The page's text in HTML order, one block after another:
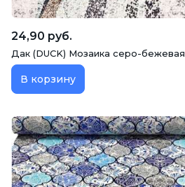
24,90 руб.
Дак (DUCK) Мозаика серо-бежевая
В корзину